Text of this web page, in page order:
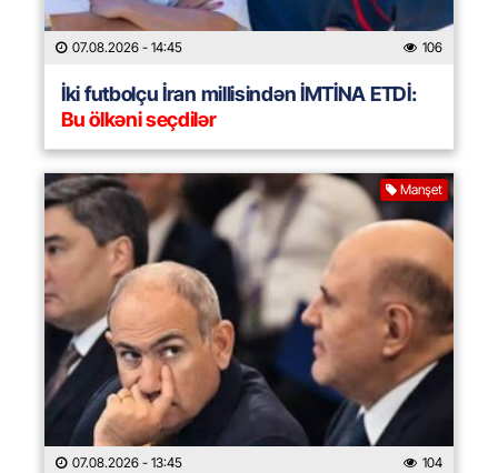
07.08.2026 - 14:45 106
İki futbolçu İran millisindən İMTİNA ETDİ:
Bu ölkəni seçdilər
Manşet
07.08.2026 - 13:45 104